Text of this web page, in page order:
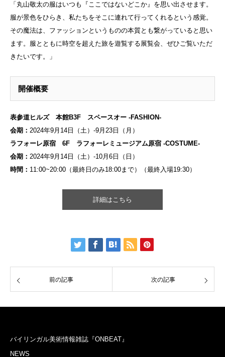
「丸山敬太の服はいつも『ここではないどこか』を思い出させます。
服が景色をひらき、私たちをそこに連れて行ってくれるという感覚。
その魔法は、ファッションというものの本質とも繋がっていると思い
ます。服とともに時空を超えた旅を遊覧する展覧会、ぜひご覧いただ
きたいです。」
開催概要
表参道ヒルズ 本館B3F スペースオー -FASHION-
会期： 2024年9月14日（土）-9月23日（月）
ラフォーレ原宿 6F ラフォーレミュージアム原宿 -COSTUME-
会期： 2024年9月14日（土）-10月6日（日）
時間： 11:00~20:00（最終日のみ18:00まで）（最終入場19:30）
詳細はこちら
前の記事 次の記事
バイリンガル美術情報雑誌『ONBEAT』
NEWS